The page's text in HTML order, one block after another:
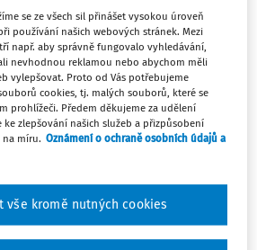
při kratším úvazku
při kratším úvazku Jsme střední
zřízená krajem, plátce
pobírají za práci fixní plat. Může
s kratším pracovním
se ze všech sil přinášet vysokou úroveň
používání našich webových stránek. Mezi
např. aby správně fungovalo vyhledávání,
nevhodnou reklamou nebo abychom měli
vylepšovat. Proto od Vás potřebujeme
cookies, tj. malých souborů, které se
prohlížeči. Předem děkujeme za udělení
ke zlepšování našich služeb a přizpůsobení
na míru. Oznámení o ochraně osobních údajů a
vše kromě nutných cookies